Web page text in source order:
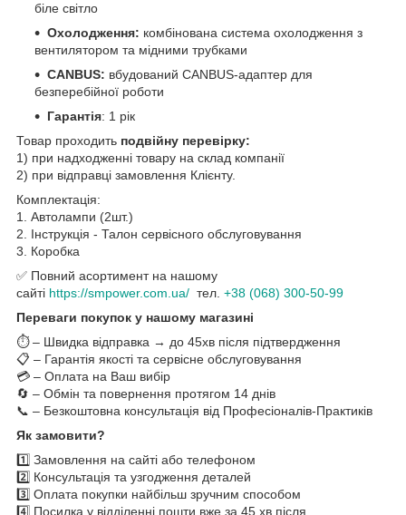
біле світло
Охолодження: комбінована система охолодження з
вентилятором та мідними трубками
CANBUS: вбудований CANBUS-адаптер для
безперебійної роботи
Гарантія: 1 рік
Товар проходить подвійну перевірку:
1) при надходженні товару на склад компанії
2) при відправці замовлення Клієнту.
Комплектація:
1. Автолампи (2шт.)
2. Інструкція - Талон сервісного обслуговування
3. Коробка
✅ Повний асортимент на нашому
сайті https://smpower.com.ua/ тел. +38 (068) 300-50-99
Переваги покупок у нашому магазині
⏱️ – Швидка відправка → до 45хв після підтвердження
📋 – Гарантія якості та сервісне обслуговування
💳 – Оплата на Ваш вибір
🔄 – Обмін та повернення протягом 14 днів
📞 – Безкоштовна консультація від Професіоналів-Практиків
Як замовити?
1️⃣ Замовлення на сайті або телефоном
2️⃣ Консультація та узгодження деталей
3️⃣ Оплата покупки найбільш зручним способом
4️⃣ Посилка у відділенні пошти вже за 45 хв після